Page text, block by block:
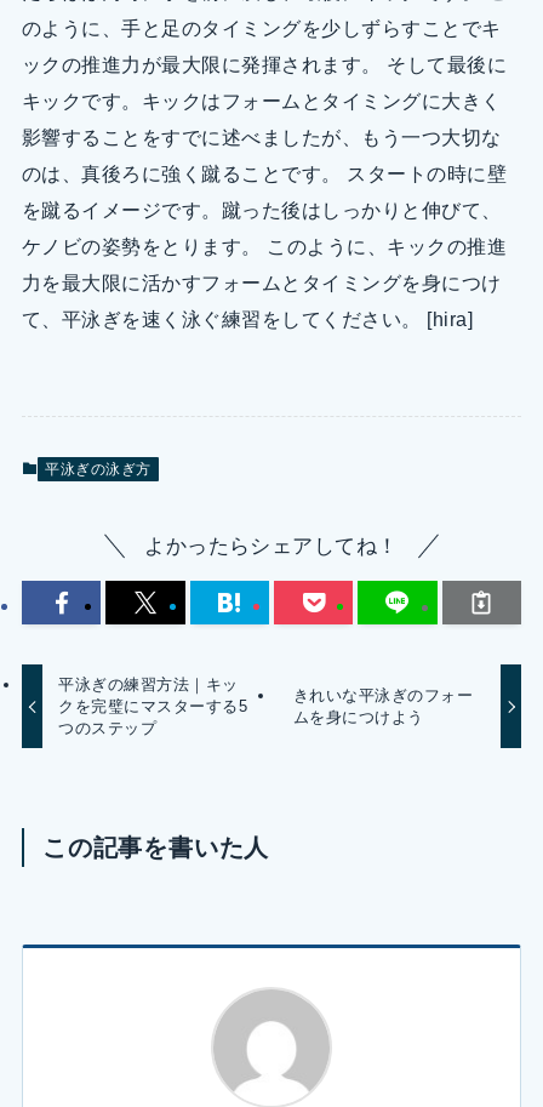
のように、手と足のタイミングを少しずらすことでキ
ックの推進力が最大限に発揮されます。 そして最後に
キックです。キックはフォームとタイミングに大きく
影響することをすでに述べましたが、もう一つ大切な
のは、真後ろに強く蹴ることです。 スタートの時に壁
を蹴るイメージです。蹴った後はしっかりと伸びて、
ケノビの姿勢をとります。 このように、キックの推進
力を最大限に活かすフォームとタイミングを身につけ
て、平泳ぎを速く泳ぐ練習をしてください。 [hira]
平泳ぎの泳ぎ方
よかったらシェアしてね！
平泳ぎの練習方法｜キッ
クを完璧にマスターする5
つのステップ
きれいな平泳ぎのフォー
ムを身につけよう
この記事を書いた人